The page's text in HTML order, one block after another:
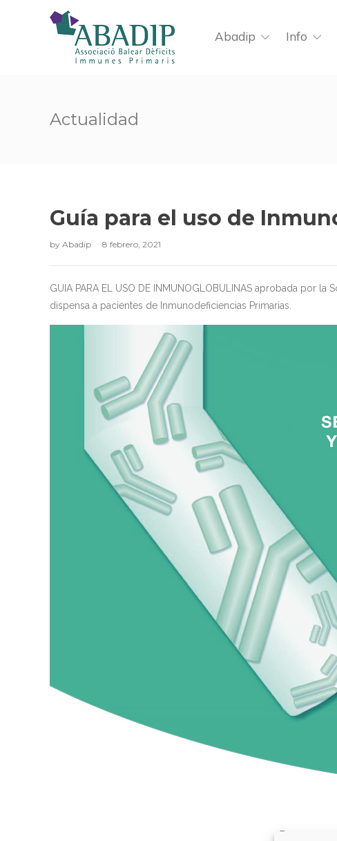
Abadip Info
Actualidad
Guía para el uso de
by Abadip 8 febrero, 2021
GUIA PARA EL USO DE INMUNOGLOBULINAS aprobada por
dispensa a pacientes de Inmunodeficiencias Primarias.